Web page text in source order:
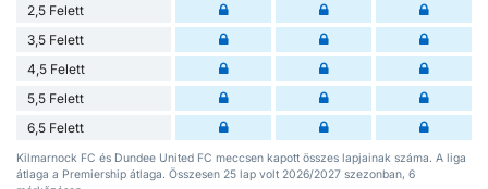
2,5 Felett
3,5 Felett
4,5 Felett
5,5 Felett
6,5 Felett
Kilmarnock FC és Dundee United FC meccsen kapott összes lapjainak száma. A liga
átlaga a Premiership átlaga. Összesen 25 lap volt 2026/2027 szezonban, 6